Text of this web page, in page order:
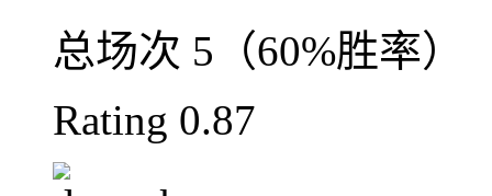
总场次 5（60%胜率）
Rating 0.87